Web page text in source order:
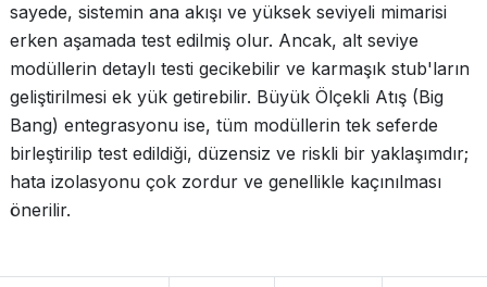
sayede, sistemin ana akışı ve yüksek seviyeli mimarisi
erken aşamada test edilmiş olur. Ancak, alt seviye
modüllerin detaylı testi gecikebilir ve karmaşık stub'ların
geliştirilmesi ek yük getirebilir. Büyük Ölçekli Atış (Big
Bang) entegrasyonu ise, tüm modüllerin tek seferde
birleştirilip test edildiği, düzensiz ve riskli bir yaklaşımdır;
hata izolasyonu çok zordur ve genellikle kaçınılması
önerilir.